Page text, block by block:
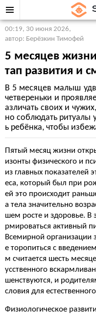
00:19, 30 июня 2026,
автор: Берёзкин Тимофей
5 месяцев
тап развития и
В 5 месяцев малыш
четвереньки и
азличать своих и
но соблюдать ритуалы
ь ребёнка, чтобы
Пятый месяц жизни
изонты физического и
из главных показателей
еса, который был при
ей это происходит
а тела значительно
шем росте и здоровье. В
рмироваться активный
Всемирной организации
е торопиться с
м считается шесть
усственного
шенствуются, и
словия для
Физиологическое